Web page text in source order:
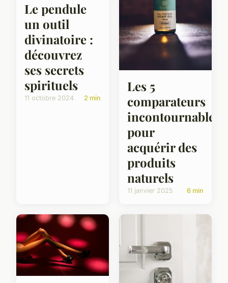
Le pendule
un outil
divinatoire :
découvrez
ses secrets
spirituels
11 octobre 2024 2 min
Les 5
comparateurs
incontournables
pour
acquérir des
produits
naturels
11 janvier 2025 6 min